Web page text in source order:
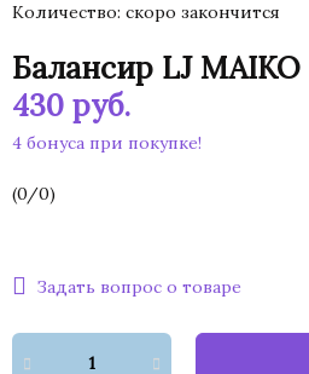
Количество скоро закончится
Балансир LJ
430 руб.
4 бонуса при покупке!
(0/0)
Задать вопрос о товаре